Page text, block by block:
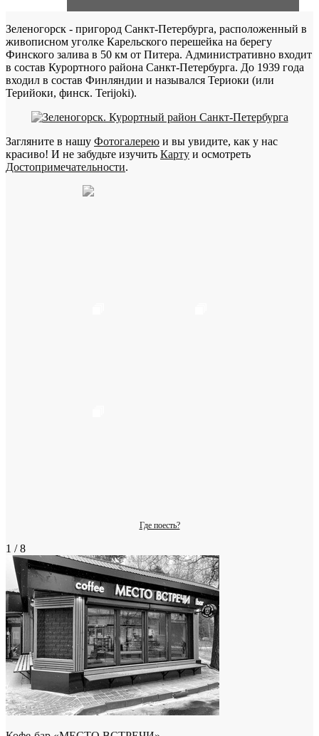
Зеленогорск - пригород Санкт-Петербурга, расположенный в
живописном уголке Карельского перешейка на берегу
Финского залива в 50 км от Питера. Административно входит
в состав Курортного района Санкт-Петербурга. До 1939 года
входил в состав Финляндии и назывался Териоки (или
Терийоки, финск. Terijoki).
Загляните в нашу Фотогалерею и вы увидите, как у нас
красиво! И не забудьте изучить Карту и осмотреть
Достопримечательности.
Где поесть?
1 / 8